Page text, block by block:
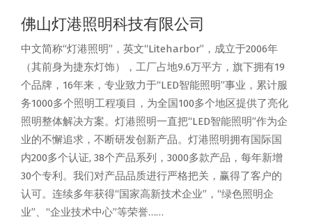
佛山灯港照明科技有限公司
中文简称“灯港照明”，英文“Liteharbor”，成立于2006年
（其前身为捷东灯饰），工厂占地9.6万平方，旗下拥有19
个品牌，16年来，专业致力于“LED智能照明”事业，累计服
务1000多个照明工程项目，为全国100多个地区提供了亮化
照明整体解决方案。灯港照明一直把“LED智能照明”作为企
业的不懈追求，不断研发创新产品。灯港照明拥有国际国
内200多个认证, 38个产品系列，3000多款产品，每年新增
30个专利。我们对产品品质进行严格把关，赢得了客户的
认可。连续多年获得“国家高新技术企业”，“绿色照明企
业”、“企业技术中心”等荣誉……